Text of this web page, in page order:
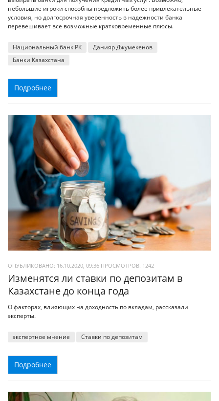
небольшие игроки способны предложить более привлекательные
условия, но долгосрочная уверенность в надежности банка
перевешивает все возможные кратковременные плюсы.
Национальный банк РК
Данияр Джумекенов
Банки Казахстана
Подробнее
ОПУБЛИКОВАНО: 16.10.2020, 09:36 ПРОСМОТРОВ: 1242
Изменятся ли ставки по депозитам в
Казахстане до конца года
О факторах, влияющих на доходность по вкладам, рассказали
эксперты.
экспертное мнение Ставки по депозитам
Подробнее